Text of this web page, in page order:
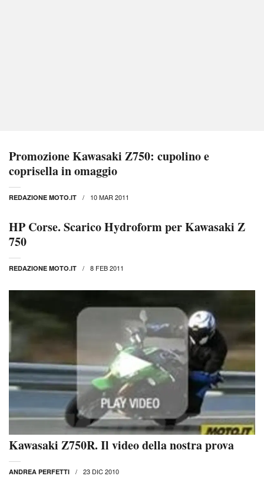
Promozione Kawasaki Z750: cupolino e
coprisella in omaggio
REDAZIONE MOTO.IT 10 MAR 2011
HP Corse. Scarico Hydroform per Kawasaki Z
750
REDAZIONE MOTO.IT 8 FEB 2011
Kawasaki Z750R. Il video della nostra prova
ANDREA PERFETTI 23 DIC 2010